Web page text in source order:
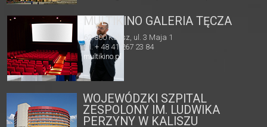
MULTIKINO GALERIA TĘCZA
62-800 Kalisz, ul. 3 Maja 1
tel. + 48 41 267 23 84
multikino.pl
WOJEWÓDZKI SZPITAL
ZESPOLONY IM. LUDWIKA
PERZYNY W KALISZU